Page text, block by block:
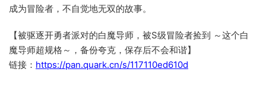
成为冒险者，不自觉地无双的故事。
【被驱逐开勇者派对的白魔导师，被S级冒险者捡到 ～这个白
魔导师超规格～，备份夸克，保存后不会和谐】
链接： https://pan.quark.cn/s/117110ed610d